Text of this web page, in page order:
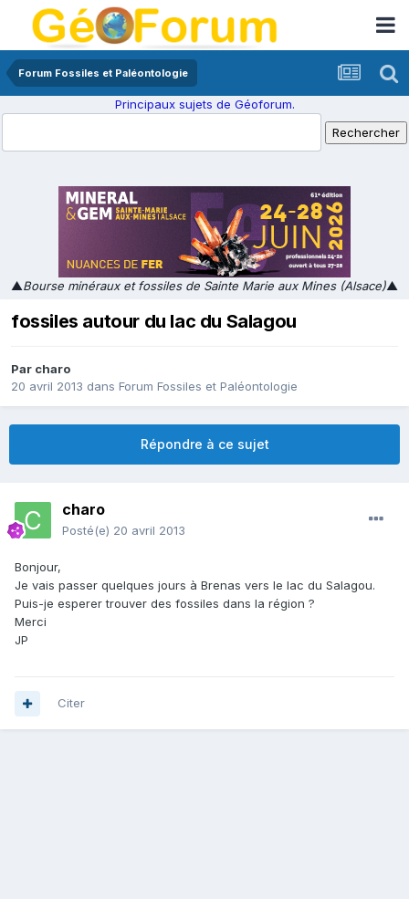
Forum Fossiles et Paléontologie
Principaux sujets de Géoforum.
▲Bourse minéraux et fossiles de Sainte Marie aux Mines (Alsace)▲
fossiles autour du lac du Salagou
Par charo
20 avril 2013 dans Forum Fossiles et Paléontologie
Répondre à ce sujet
charo
Posté(e) 20 avril 2013
Bonjour,
Je vais passer quelques jours à Brenas vers le lac du Salagou.
Puis-je esperer trouver des fossiles dans la région ?
Merci
JP
Citer